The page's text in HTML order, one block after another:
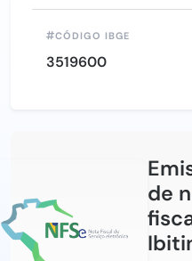
CÓDIGO IBGE
3519600
de